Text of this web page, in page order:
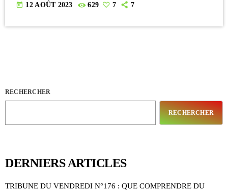
today 12 AOÛT 2023 629 7 7
RECHERCHER
RECHERCHER
DERNIERS ARTICLES
TRIBUNE DU VENDREDI N°176 : QUE COMPRENDRE DU